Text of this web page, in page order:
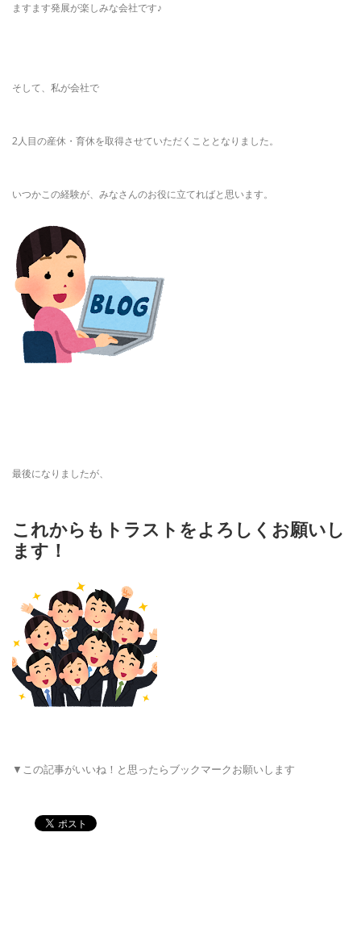
ますます発展が楽しみな会社です♪
そして、私が会社で
2人目の産休・育休を取得させていただくこととなりました。
いつかこの経験が、みなさんのお役に立てればと思います。
最後になりましたが、
これからもトラストをよろしくお願いし
ます！
▼この記事がいいね！と思ったらブックマークお願いします